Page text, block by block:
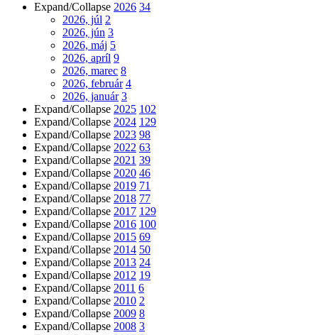
Expand/Collapse 2026 34
2026, júl 2
2026, jún 3
2026, máj 5
2026, apríl 9
2026, marec 8
2026, február 4
2026, január 3
Expand/Collapse 2025 102
Expand/Collapse 2024 129
Expand/Collapse 2023 98
Expand/Collapse 2022 63
Expand/Collapse 2021 39
Expand/Collapse 2020 46
Expand/Collapse 2019 71
Expand/Collapse 2018 77
Expand/Collapse 2017 129
Expand/Collapse 2016 100
Expand/Collapse 2015 69
Expand/Collapse 2014 50
Expand/Collapse 2013 24
Expand/Collapse 2012 19
Expand/Collapse 2011 6
Expand/Collapse 2010 2
Expand/Collapse 2009 8
Expand/Collapse 2008 3